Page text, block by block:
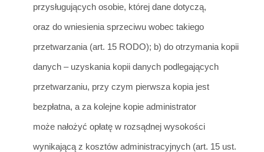
przysługujących osobie, której dane dotyczą,
oraz do wniesienia sprzeciwu wobec takiego
przetwarzania (art. 15 RODO); b) do otrzymania kopii
danych – uzyskania kopii danych podlegających
przetwarzaniu, przy czym pierwsza kopia jest
bezpłatna, a za kolejne kopie administrator
może nałożyć opłatę w rozsądnej wysokości
wynikającą z kosztów administracyjnych (art. 15 ust.